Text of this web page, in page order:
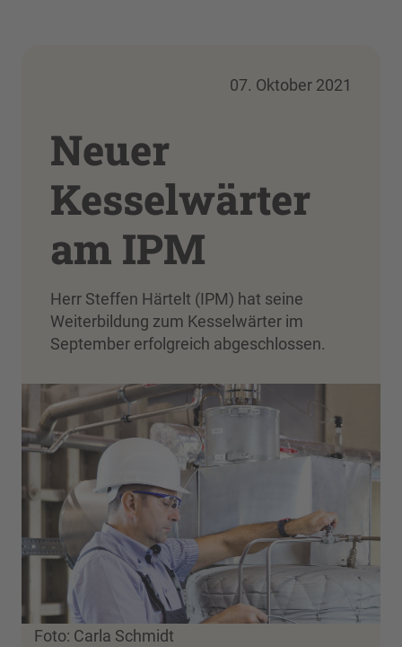
07. Oktober 2021
Neuer
Kesselwärter
am IPM
Herr Steffen Härtelt (IPM) hat seine
Weiterbildung zum Kesselwärter im
September erfolgreich abgeschlossen.
Foto: Carla Schmidt